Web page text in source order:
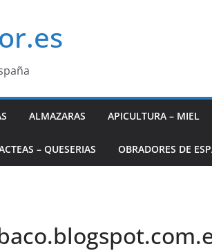
ALMAZARAS APICULTURA – MIEL
– QUESERIAS OBRADORES DE